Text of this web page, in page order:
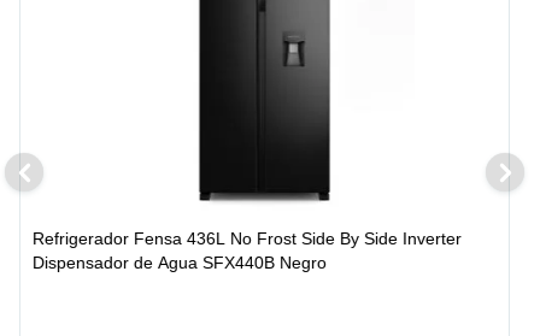
Refrigerador Fensa 436L No Frost Side By Side Inverter
Dispensador de Agua SFX440B Negro